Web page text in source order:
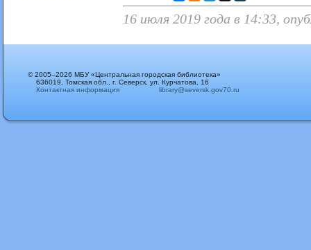
16 июля 2019 года в 14:33,
© 2005–2026 МБУ «Центральная городская библиотека»
636019, Томская обл., г. Северск, ул. Курчатова, 16
Контактная информация
library@seversk.gov70.ru